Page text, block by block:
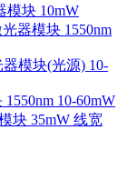
模块 10mW
器模块 1550nm
模块(光源) 10-
10-60mW
块 35mW 线宽